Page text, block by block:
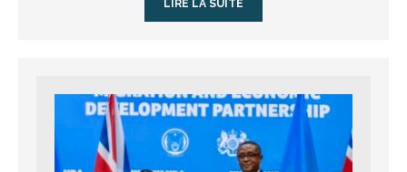
LIRE LA SUITE